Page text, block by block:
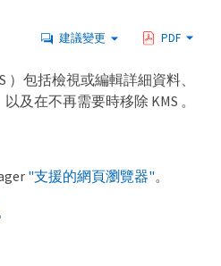
建議變更 PDF
）包括檢視或編輯詳細資料、
及在不再需要時移除 KMS 。
"支援的網頁瀏覽器"。